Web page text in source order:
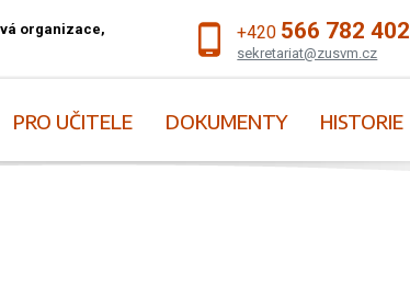
+420 566 782 402
sekretariat@zusvm.cz
organizace,
PRO UČITELE DOKUMENTY HISTORIE